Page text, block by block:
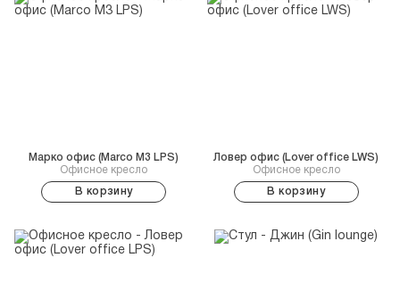
Офисное кресло
Марко офис (Marco M3 LPS)
В корзину
Офисное кресло
Ловер офис (Lover office LWS)
В корзину